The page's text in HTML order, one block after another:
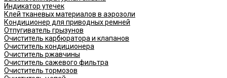
Индикатор утечек
Клей тканевых материалов в аэрозоли
Кондиционер для приводных ремней
Отпугиватель грызунов
Очиститель карбюратора и клапанов
Очиститель кондиционера
Очиститель ржавчины
Очиститель сажевого фильтра
Очиститель тормозов